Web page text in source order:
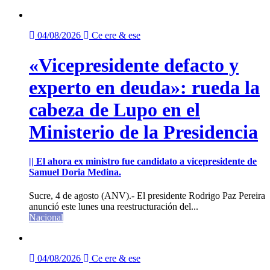
04/08/2026 Ce ere & ese
«Vicepresidente defacto y
experto en deuda»: rueda la
cabeza de Lupo en el
Ministerio de la Presidencia
|| El ahora ex ministro fue candidato a vicepresidente de
Samuel Doria Medina.
Sucre, 4 de agosto (ANV).- El presidente Rodrigo Paz Pereira
anunció este lunes una reestructuración del...
Nacional
04/08/2026 Ce ere & ese